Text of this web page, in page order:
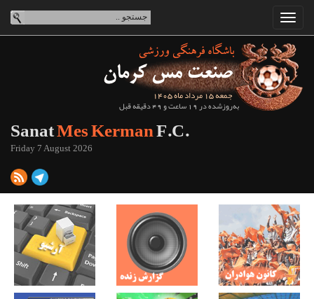
جمعه 15 مرداد ماه 1405
به‌روزشده در 19 ساعت و 49 دقیقه قبل
SanatMes KermanF.C.
Friday 7 August 2026